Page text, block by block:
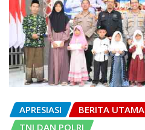
APRESIASI BERITA UTAMA
TNI DAN POLRI